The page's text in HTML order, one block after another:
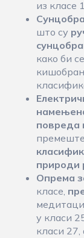
из класе
што су
како би
повреда
природи
Опрема
класе,
у класи
класи 27,